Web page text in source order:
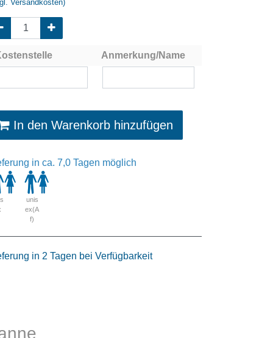
Versandkosten)
Anmerkung/Name
In den Warenkorb hinzufügen
in ca. 7,0 Tagen möglich
unis
ex(A
f)
in 2 Tagen bei Verfügbarkeit